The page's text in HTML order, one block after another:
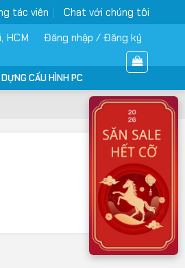
tác viên Chat với chúng tôi
HCM Đăng nhập / Đăng ký
DỰNG CẤU HÌNH PC